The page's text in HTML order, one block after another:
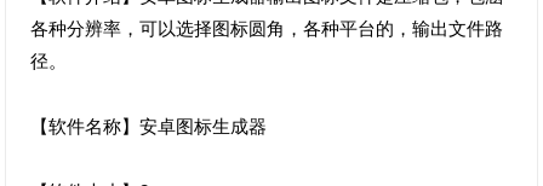
各种分辨率，可以选择图标圆角，各种平台的，输出文件路
径。
【软件名称】安卓图标生成器